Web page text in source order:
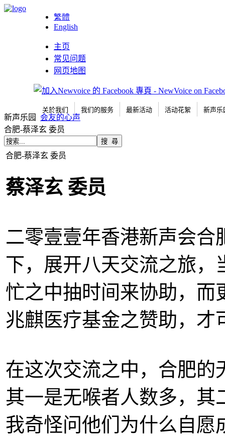
繁體
English
主页
常见问题
网页地图
关於我们 我们的服务 最新活动 活动花絮 新声乐
新声乐园
会友的心声
合肥-蔡泽玄 委员
合肥-蔡泽玄 委员
蔡泽玄 委员
二零壹壹年香港新声会合
下，展开八天交流之旅，
忙之中抽时间来协助，而
兆麒医疗基金之赞助，才
在这次交流之中，合肥的
其一是无喉者人数多，其
我奇怪问他们为什么自愿